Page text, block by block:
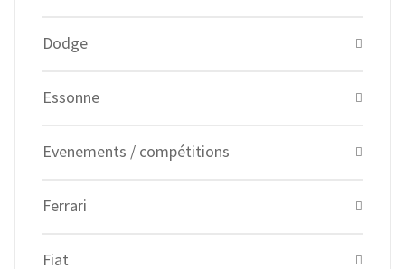
Dodge
Essonne
Evenements / compétitions
Ferrari
Fiat